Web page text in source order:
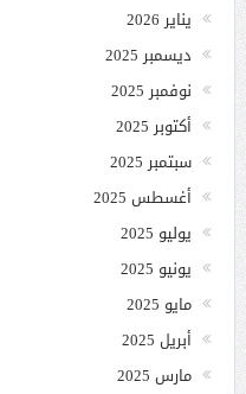
يناير 2026
ديسمبر 2025
نوفمبر 2025
أكتوبر 2025
سبتمبر 2025
أغسطس 2025
يوليو 2025
يونيو 2025
مايو 2025
أبريل 2025
مارس 2025